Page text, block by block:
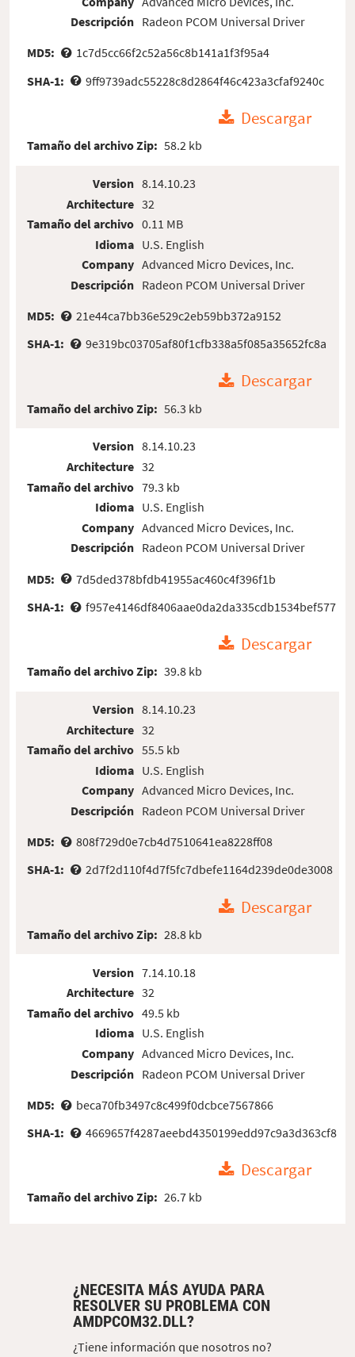
Descripción Radeon PCOM Universal Driver
MD5:
1c7d5cc66f2c52a56c8b141a1f3f95a4
SHA-1:
9ff9739adc55228c8d2864f46c423a3cfaf9240c
Descargar
Tamaño del archivo Zip: 58.2 kb
Version
Architecture
Tamaño del archivo
Idioma
Company
Descripción
8.14.10.23
32
0.11 MB
U.S. English
Advanced Micro Devices, Inc.
Radeon PCOM Universal Driver
MD5:
21e44ca7bb36e529c2eb59bb372a9152
SHA-1:
9e319bc03705af80f1cfb338a5f085a35652fc8a
Descargar
Tamaño del archivo Zip: 56.3 kb
Version
Architecture
Tamaño del archivo
Idioma
Company
Descripción
8.14.10.23
32
79.3 kb
U.S. English
Advanced Micro Devices, Inc.
Radeon PCOM Universal Driver
MD5:
7d5ded378bfdb41955ac460c4f396f1b
SHA-1:
f957e4146df8406aae0da2da335cdb1534bef577
Descargar
Tamaño del archivo Zip: 39.8 kb
Version
Architecture
Tamaño del archivo
Idioma
Company
Descripción
8.14.10.23
32
55.5 kb
U.S. English
Advanced Micro Devices, Inc.
Radeon PCOM Universal Driver
MD5:
808f729d0e7cb4d7510641ea8228ff08
SHA-1:
2d7f2d110f4d7f5fc7dbefe1164d239de0de3008
Descargar
Tamaño del archivo Zip: 28.8 kb
Version
Architecture
Tamaño del archivo
Idioma
Company
Descripción
7.14.10.18
32
49.5 kb
U.S. English
Advanced Micro Devices, Inc.
Radeon PCOM Universal Driver
MD5:
beca70fb3497c8c499f0dcbce7567866
SHA-1:
4669657f4287aeebd4350199edd97c9a3d363cf8
Descargar
Tamaño del archivo Zip: 26.7 kb
¿NECESITA MÁS AYUDA PARA
RESOLVER SU PROBLEMA CON
AMDPCOM32.DLL?
¿Tiene información que nosotros no?